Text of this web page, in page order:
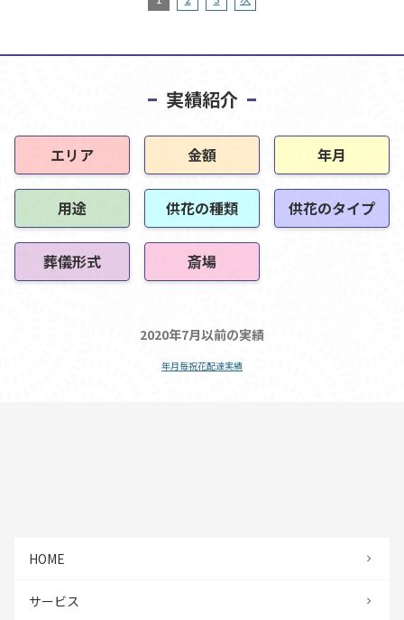
実績紹介
エリア 金額 年月
用途 供花の種類 供花のタイプ
葬儀形式 斎場
2020年7月以前の実績
年月毎祝花配達実績
HOME
サービス